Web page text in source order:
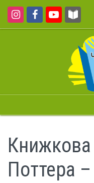
Книжкова
Поттера